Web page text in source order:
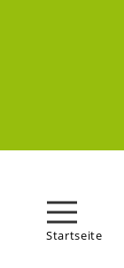
Startseite